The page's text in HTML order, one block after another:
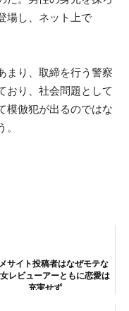
場し、ネット上で
まり、取締を行う警察
おり、社会問題として
模倣犯が出るのではな
サイト投稿者はなぜモテな
レビューアーともに恋愛は
充実せず